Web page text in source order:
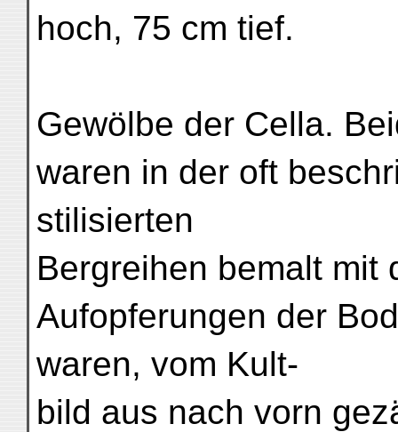
hoch, 75 cm tief.
Gewölbe der Cella.
waren in der oft
stilisierten
Bergreihen bemalt mit
Aufopferungen der
waren, vom Kult-
bild aus nach vorn